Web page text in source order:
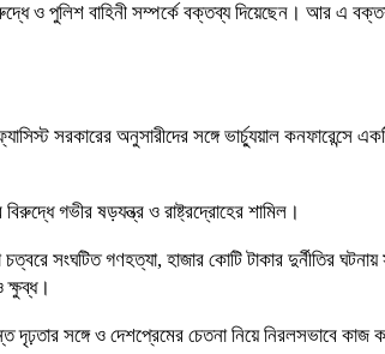
ও পুলিশ বাহিনী সম্পর্কে বক্তব্য দিয়েছেন। আর এ
সরকারের অনুসারীদের সঙ্গে ভার্চ্যুয়াল কনফারেন্সে
গভীর ষড়যন্ত্র ও রাষ্ট্রদ্রোহের শামিল।
সংঘটিত গণহত্যা, হাজার কোটি টাকার দুর্নীতির
ক্ষুব্ধ।
দৃঢ়তার সঙ্গে ও দেশপ্রেমের চেতনা নিয়ে নিরলসভাবে